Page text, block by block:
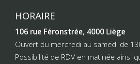
HORAIRE
106 rue Féronstrée, 4000 Liège
Ouvert du mercredi au samedi de
Possibilité de RDV en matinée ainsi